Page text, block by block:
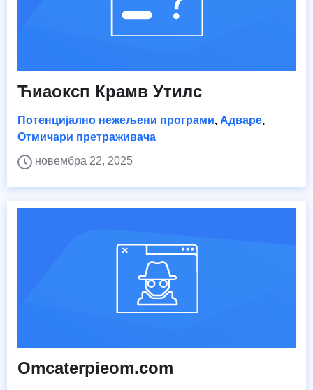
Ћиаоксп Крамв Утилс
Потенцијално нежељени програми, Адваре,
Отмичари претраживача
новембра 22, 2025
Omcaterpieom.com